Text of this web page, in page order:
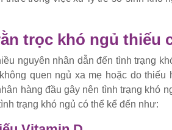
trọc khó ngủ thiếu
nguyên nhân dẫn đến tình trạng
quen ngủ xa mẹ hoặc do
hàng đầu gây nên tình trạng khó
trạng khó ngủ có thể kể đến như: